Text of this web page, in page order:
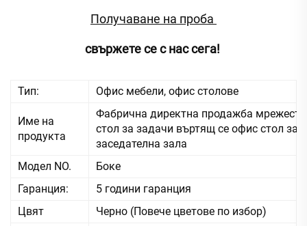
Получаване на проба
свържете се с нас сега!
Тип: Офис мебели, офис столове
Име на
продукта
Фабрична директна продажба мрежест
стол за задачи въртящ се офис стол за
заседателна зала
Модел NO.
Боке
Гаранция:
5 години гаранция
Цвят
Черно (Повече цветове по избор)